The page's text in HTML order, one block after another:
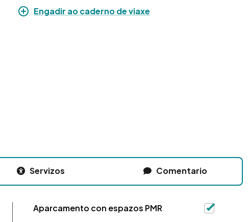
Engadir ao caderno de viaxe
Servizos Comentario
Aparcamento con espazos PMR